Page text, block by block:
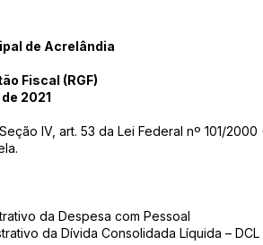
de Acrelândia
Fiscal (RGF)
2021
IV, art. 53 da Lei Federal nº 101/
da Despesa com Pessoal
da Dívida Consolidada Líquida – DCL